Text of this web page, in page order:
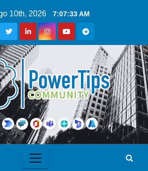
10th, 2026 7:07:34 AM